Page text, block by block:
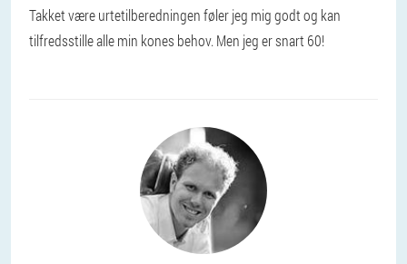
Takket være urtetilberedningen føler jeg mig godt og kan
tilfredsstille alle min kones behov. Men jeg er snart 60!